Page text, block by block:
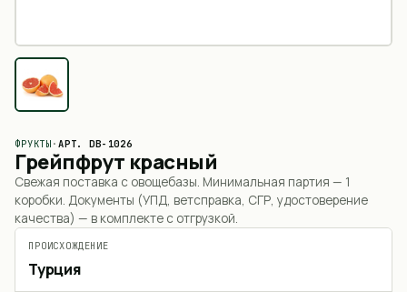
ФРУКТЫ · АРТ.DB-1026
Грейпфрут красный
Свежая поставка с овощебазы. Минимальная партия — 1
коробки. Документы (УПД, ветсправка, СГР, удостоверение
качества) — в комплекте с отгрузкой.
ПРОИСХОЖДЕНИЕ
Турция